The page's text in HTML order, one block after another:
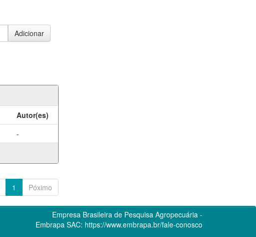
Autor(es)
-
1 Póximo
Empresa Brasileira de Pesquisa Agropecuária -
Embrapa SAC: https://www.embrapa.br/fale-conosco